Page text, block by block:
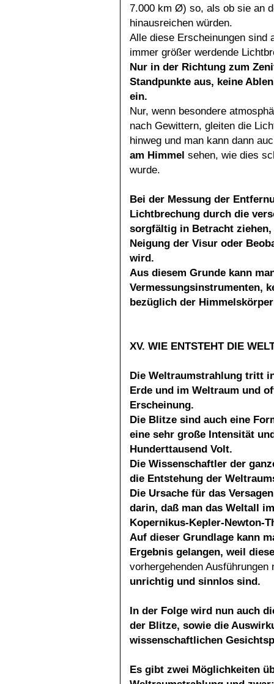
7.000 km Ø) so, als ob sie an
hinausreichen würden.
Alle diese Erscheinungen sind
immer größer werdende
Nur in der Richtung zum
Standpunkte aus, keine
ein.
Nur, wenn besondere
nach Gewittern, gleiten die
hinweg und man kann dann
am Himmel sehen, wie dies
wurde.
Bei der Messung der
Lichtbrechung durch die
sorgfältig in Betracht
Neigung der Visur oder
wird.
Aus diesem Grunde kann
Vermessungsinstrumenten,
bezüglich der
XV. WIE ENTSTEHT DIE
Die Weltraumstrahlung tritt
Erde und im Weltraum und
Erscheinung.
Die Blitze sind auch eine
eine sehr große Intensität
Hunderttausend Volt.
Die Wissenschaftler der
die Entstehung der
Die Ursache für das
darin, daß man das Weltall
Kopernikus-Kepler-Newton-
Auf dieser Grundlage kann
Ergebnis gelangen, weil
vorhergehenden
unrichtig und sinnlos sind.
In der Folge wird nun auch
der Blitze, sowie die
wissenschaftlichen
Es gibt zwei Möglichkeiten